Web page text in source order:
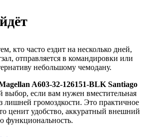
кто часто ездит на несколько дней,
отправляется в командировки или
небольшому чемодану.
A603-32-126151-BLK Santiago
если вам нужен вместительная
лишней громоздкости. Это практичное
ценит удобство, аккуратный внешний
функциональность.